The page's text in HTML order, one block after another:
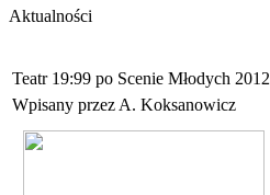
Aktualności
Teatr 19:99 po Scenie Młodych 2012
Wpisany przez A. Koksanowicz